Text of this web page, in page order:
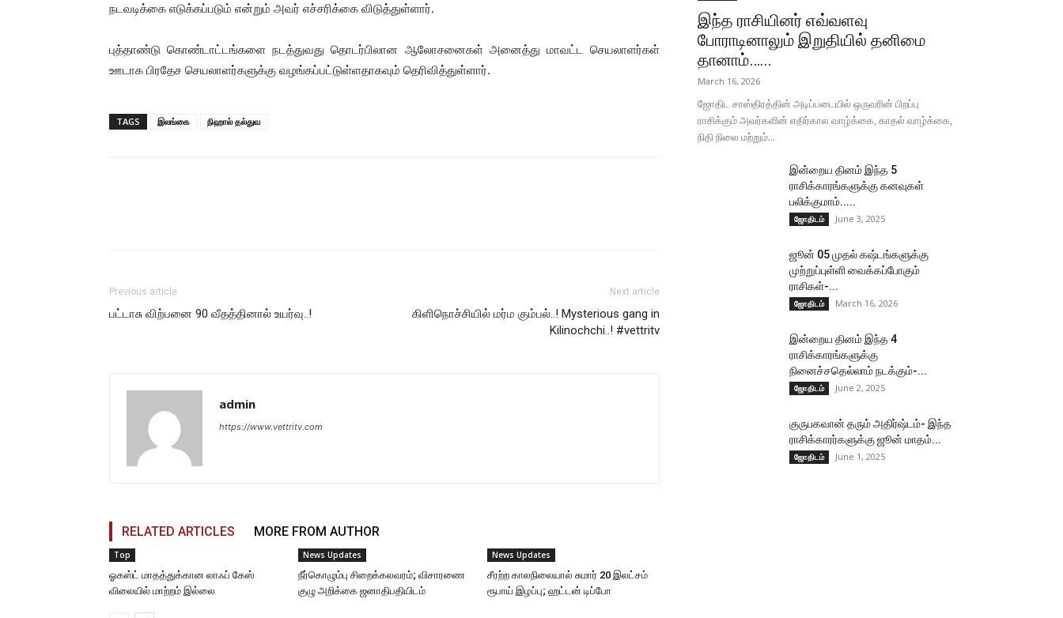
நடவடிக்கை எடுக்கப்படும் என்றும் அவர் எச்சரிக்கை விடுத்துள்ளார்.
புத்தாண்டு கொண்டாட்டங்களை நடத்துவது தொடர்பிலான ஆலோசனைகள் அனைத்து மாவட்ட செயலாளர்கள்
ஊடாக பிரதேச செயலாளர்களுக்கு வழங்கப்பட்டுள்ளதாகவும் தெரிவித்துள்ளார்.
TAGS இலங்கை நிஹால் தல்துவ
Previous article
பட்டாசு விற்பனை 90 வீதத்தினால் உயர்வு..!
Next article
கிளிநொச்சியில் மர்ம கும்பல்..! Mysterious gang in
Kilinochchi..! #vettritv
admin
https://www.vettritv.com
RELATED ARTICLES MORE FROM AUTHOR
Top
ஓகஸ்ட் மாதத்துக்கான லாஃப் கேஸ்
விலையில் மாற்றம் இல்லை
News Updates
நீர்கொழும்பு சிறைக்கலவரம்; விசாரணை
குழு அறிக்கை ஜனாதிபதியிடம்
News Updates
சீரற்ற காலநிலையால் சுமார் 20 இலட்சம்
ரூபாய் இழப்பு; ஹட்டன் டிப்போ
இந்த ராசியினர் எவ்வளவு
போராடினாலும் இறுதியில் தனிமை
தானாம்…...
March 16, 2026
ஜோதிட சாஸ்திரத்தின் அடிப்படையில் ஒருவரின் பிறப்பு
ராசிக்கும் அவர்களின் எதிர்கால வாழ்க்கை, காதல் வாழ்க்கை,
நிதி நிலை மற்றும்...
இன்றைய தினம் இந்த 5
ராசிக்காரங்களுக்கு கனவுகள்
பலிக்குமாம்.....
ஜோதிடம் June 3, 2025
ஜூன் 05 முதல் கஷ்டங்களுக்கு
முற்றுப்புள்ளி வைக்கப்போகும்
ராசிகள்-...
ஜோதிடம் March 16, 2026
இன்றைய தினம் இந்த 4
ராசிக்காரங்களுக்கு
நினைச்சதெல்லாம் நடக்கும்-...
ஜோதிடம் June 2, 2025
குருபகவான் தரும் அதிர்ஷ்டம்- இந்த
ராசிக்காரர்களுக்கு ஜூன் மாதம்...
ஜோதிடம் June 1, 2025